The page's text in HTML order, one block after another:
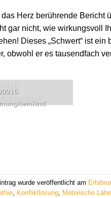
das Herz berührende Bericht
gar nicht, wie wirkungsvoll
Dieses „Schwert“ ist
obwohl er es tausendfach
wurde veröffentlicht am
Konfliktlösung Motorische